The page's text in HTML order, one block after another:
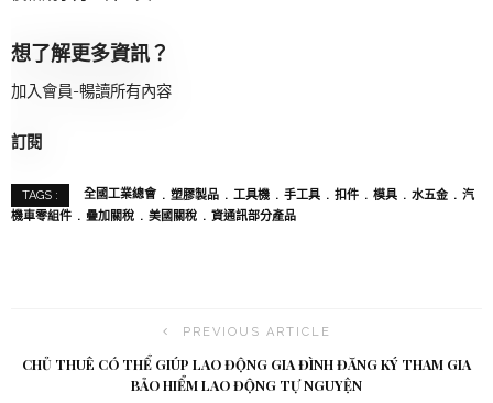
想了解更多資訊？
加入會員-暢讀所有內容
訂閱
TAGS : 全國工業總會 塑膠製品 工具機 手工具 扣件 模具 水五金
汽
機車零組件
疊加關稅 美國關稅 資通訊部分產品
PREVIOUS ARTICLE
CHỦ THUÊ CÓ THỂ GIÚP LAO ĐỘNG GIA ĐÌNH ĐĂNG KÝ THAM GIA
BẢO HIỂM LAO ĐỘNG TỰ NGUYỆN